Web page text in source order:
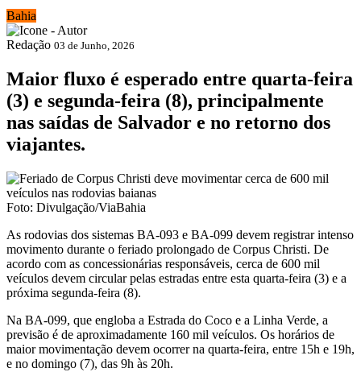
Bahia
Redação 03 de Junho, 2026
Maior fluxo é esperado entre quarta-feira
(3) e segunda-feira (8), principalmente
nas saídas de Salvador e no retorno dos
viajantes.
Foto: Divulgação/ViaBahia
As rodovias dos sistemas BA-093 e BA-099 devem registrar intenso
movimento durante o feriado prolongado de Corpus Christi. De
acordo com as concessionárias responsáveis, cerca de 600 mil
veículos devem circular pelas estradas entre esta quarta-feira (3) e a
próxima segunda-feira (8).
Na BA-099, que engloba a Estrada do Coco e a Linha Verde, a
previsão é de aproximadamente 160 mil veículos. Os horários de
maior movimentação devem ocorrer na quarta-feira, entre 15h e 19h,
e no domingo (7), das 9h às 20h.